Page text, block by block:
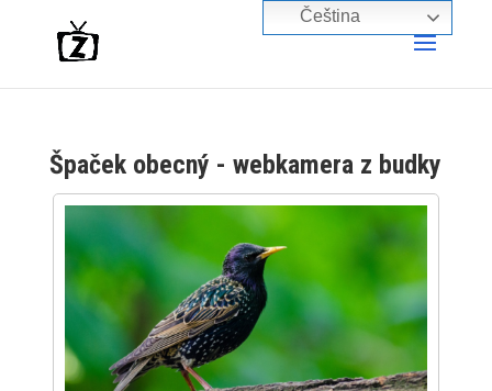
Špaček obecný - webkamera z budky
Čeština‎